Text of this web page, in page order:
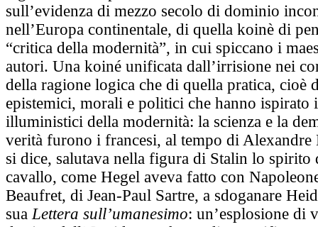
sull’evidenza di mezzo secolo di dominio
nell’Europa continentale, di quella koinè di
“critica della modernità”, in cui spiccano i
autori. Una koiné unificata dall’irrisione nei
della ragione logica che di quella pratica, cioè
epistemici, morali e politici che hanno ispirato
illuministici della modernità: la scienza e la
verità furono i francesi, al tempo di Alexandre
si dice, salutava nella figura di Stalin lo spirito
cavallo, come Hegel aveva fatto con
Beaufret, di Jean-Paul Sartre, a sdoganare
suaLettera sull’umanesimo: un’esplosione di